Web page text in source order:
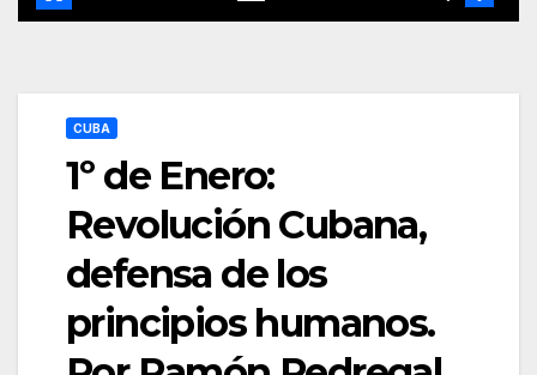
CUBA
1º de Enero:
Revolución Cubana,
defensa de los
principios humanos.